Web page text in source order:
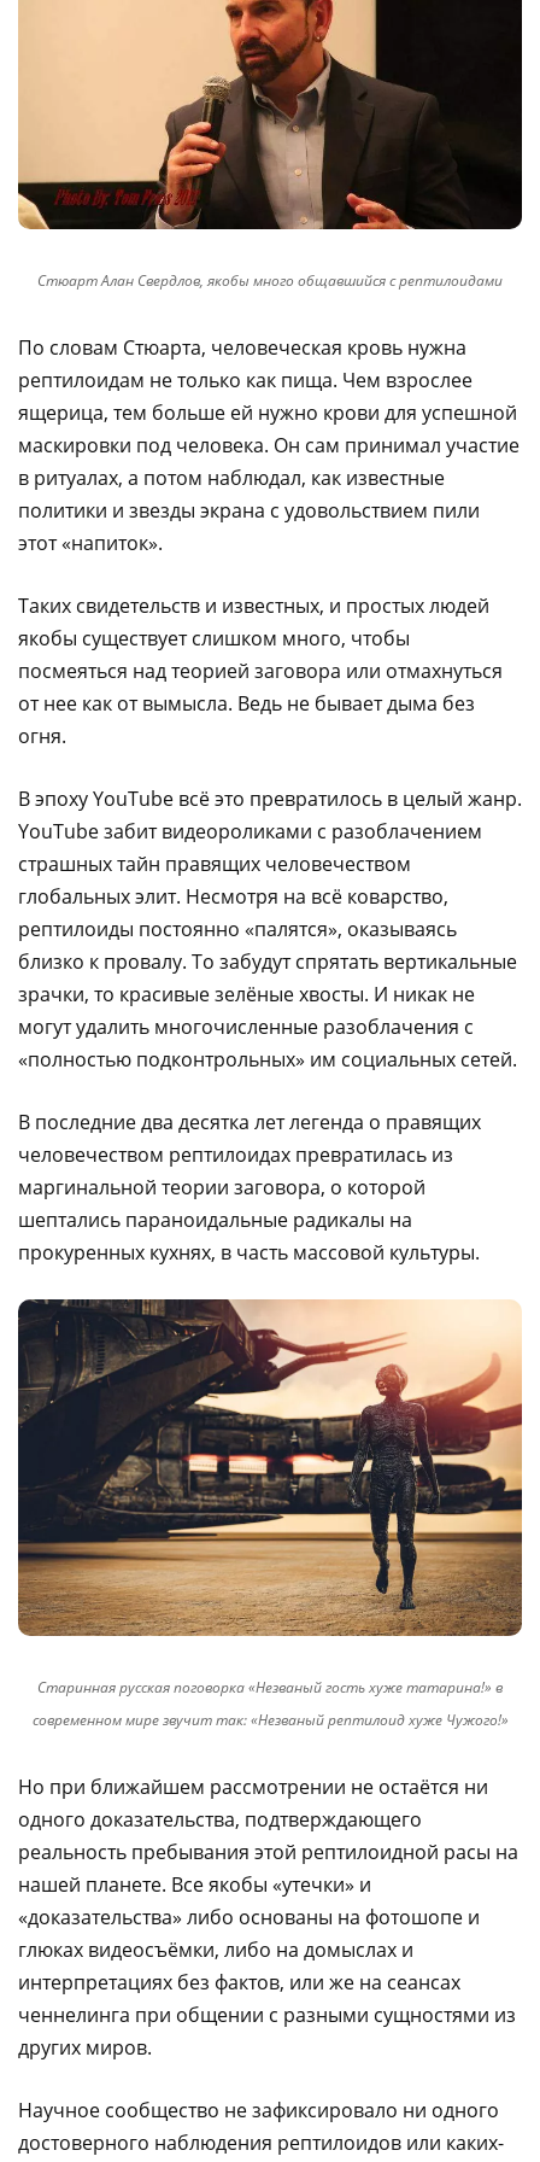
Стюарт Алан Свердлов, якобы много общавшийся с рептилоидами
По словам Стюарта, человеческая кровь нужна
рептилоидам не только как пища. Чем взрослее
ящерица, тем больше ей нужно крови для успешной
маскировки под человека. Он сам принимал участие
в ритуалах, а потом наблюдал, как известные
политики и звезды экрана с удовольствием пили
этот «напиток».
Таких свидетельств и известных, и простых людей
якобы существует слишком много, чтобы
посмеяться над теорией заговора или отмахнуться
от нее как от вымысла. Ведь не бывает дыма без
огня.
В эпоху YouTube всё это превратилось в целый жанр.
YouTube забит видеороликами с разоблачением
страшных тайн правящих человечеством
глобальных элит. Несмотря на всё коварство,
рептилоиды постоянно «палятся», оказываясь
близко к провалу. То забудут спрятать вертикальные
зрачки, то красивые зелёные хвосты. И никак не
могут удалить многочисленные разоблачения с
«полностью подконтрольных» им социальных сетей.
В последние два десятка лет легенда о правящих
человечеством рептилоидах превратилась из
маргинальной теории заговора, о которой
шептались параноидальные радикалы на
прокуренных кухнях, в часть массовой культуры.
Старинная русская поговорка «Незваный гость хуже татарина!» в
современном мире звучит так: «Незваный рептилоид хуже Чужого!»
Но при ближайшем рассмотрении не остаётся ни
одного доказательства, подтверждающего
реальность пребывания этой рептилоидной расы на
нашей планете. Все якобы «утечки» и
«доказательства» либо основаны на фотошопе и
глюках видеосъёмки, либо на домыслах и
интерпретациях без фактов, или же на сеансах
ченнелинга при общении с разными сущностями из
других миров.
Научное сообщество не зафиксировало ни одного
достоверного наблюдения рептилоидов или каких-